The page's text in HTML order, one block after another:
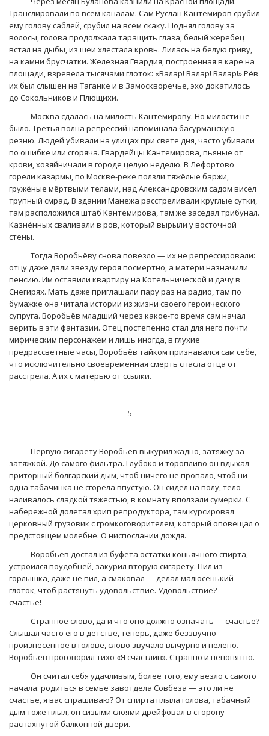
Транслировали по всем каналам. Сам Руслан Кантемиров срубил
ему голову саблей, срубил на всём скаку. Поднял голову за
волосы, голова продолжала таращить глаза, белый жеребец
встал на дыбы, из шеи хлестала кровь. Лилась на белую гриву,
на камни брусчатки. Железная Гвардия, построенная в каре на
площади, взревела тысячами глоток: «Валар! Валар! Валар!» Рёв
их был слышен на Таганке и в Замоскворечье, эхо докатилось
до Сокольников и Плющихи.
Москва сдалась на милость Кантемирову. Но милости не
было. Третья волна репрессий напоминала басурманскую
резню. Людей убивали на улицах при свете дня, часто убивали
по ошибке или сгоряча. Гвардейцы Кантемирова, пьяные от
крови, хозяйничали в городе целую неделю. В Лефортово
горели казармы, по Москве-реке ползли тяжёлые баржи,
гружёные мёртвыми телами, над Александровским садом висел
трупный смрад. В здании Манежа расстреливали круглые сутки,
там расположился штаб Кантемирова, там же заседал трибунал.
Казнённых сваливали в ров, который вырыли у восточной
стены.
Тогда Воробьёву снова повезло — их не репрессировали:
отцу даже дали звезду героя посмертно, а матери назначили
пенсию. Им оставили квартиру на Котельнической и дачу в
Снегирях. Мать даже приглашали пару раз на радио, там по
бумажке она читала истории из жизни своего героического
супруга. Воробьёв младший через какое-то время сам начал
верить в эти фантазии. Отец постепенно стал для него почти
мифическим персонажем и лишь иногда, в глухие
предрассветные часы, Воробьёв тайком признавался сам себе,
что исключительно своевременная смерть спасла отца от
расстрела. А их с матерью от ссылки.
5
Первую сигарету Воробьёв выкурил жадно, затяжку за
затяжкой. До самого фильтра. Глубоко и торопливо он вдыхал
приторный болгарский дым, чтоб ничего не пропало, чтоб ни
одна табачинка не сгорела впустую. Он сидел на полу, тело
наливалось сладкой тяжестью, в комнату вползали сумерки. С
набережной долетал хрип репродуктора, там курсировал
церковный грузовик с громкоговорителем, который оповещал о
предстоящем молебне. О ниспослании дождя.
Воробьёв достал из буфета остатки коньячного спирта,
устроился поудобней, закурил вторую сигарету. Пил из
горлышка, даже не пил, а смаковал — делал малюсенький
глоток, чтоб растянуть удовольствие. Удовольствие? —
счастье!
Странное слово, да и что оно должно означать — счастье?
Слышал часто его в детстве, теперь, даже беззвучно
произнесённое в голове, слово звучало вычурно и нелепо.
Воробьёв проговорил тихо «Я счастлив». Странно и непонятно.
Он считал себя удачливым, более того, ему везло с самого
начала: родиться в семье завотдела Совбеза — это ли не
счастье, я вас спрашиваю? От спирта плыла голова, табачный
дым тоже плыл, он сизыми слоями дрейфовал в сторону
распахнутой балконной двери.